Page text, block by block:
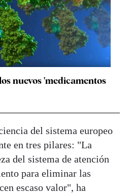
nuevos 'medicamentos
del sistema europeo
en tres pilares: "La
del sistema de atención
para eliminar las
escaso valor", ha